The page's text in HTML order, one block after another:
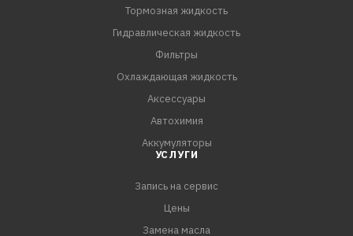
Тормозная жидкость
Гидравлическая жидкость
Фильтры
Охлаждающая жидкость
Аксессуары
Автохимия
Аккумуляторы
УСЛУГИ
Запись на сервис
Цены
Замена масла